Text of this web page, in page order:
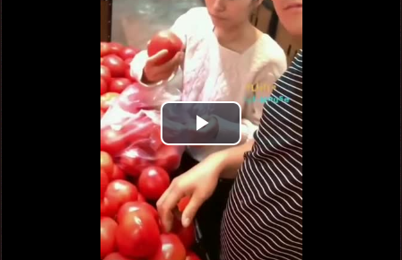
Play
Video